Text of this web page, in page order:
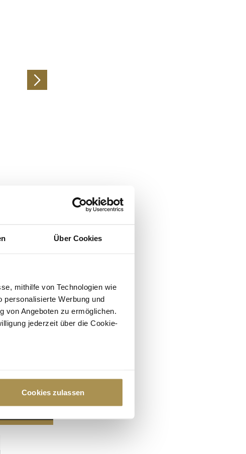
Über Cookies
mithilfe von Technologien wie
Werbung und
von Angeboten zu ermöglichen.
jederzeit über die Cookie-
Ihre Präferenzen im
Medien anbieten zu können
Cookies zulassen